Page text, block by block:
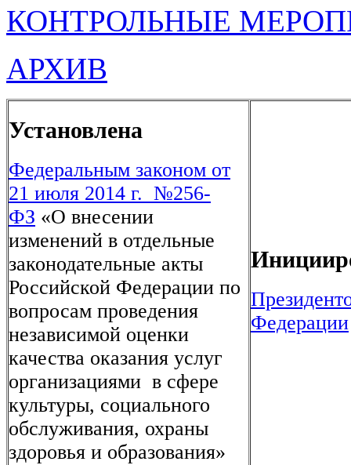
КОНТРОЛЬНЫЕ
АРХИВ
Установлена
Федеральным законом от
21 июля 2014 г. №256-
ФЗ «О внесении
изменений в отдельные
законодательные акты
Российской Федерации по
вопросам проведения
независимой оценки
качества оказания услуг
организациями в сфере
культуры, социального
обслуживания, охраны
здоровья и образования»
Федерации